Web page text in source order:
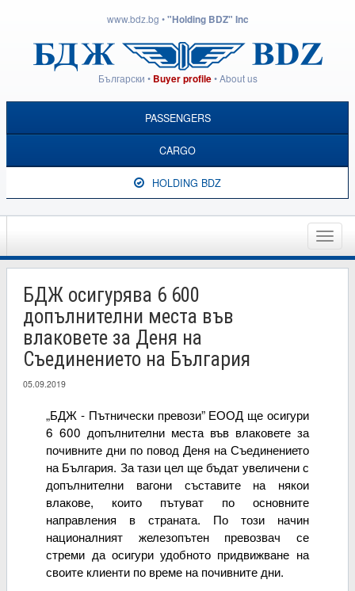
www.bdz.bg •"Holding BDZ" Inc
Български • Buyer profile•About us
PASSENGERS
CARGO
HOLDING BDZ
Toggle
БДЖ осигурява 6 600
допълнителни места във
влаковете за Деня на
Съединението на България
05.09.2019
„БДЖ - Пътнически превози” ЕООД ще осигури
6 600 допълнителни места във влаковете за
почивните дни по повод Деня на Съединението
на България. За тази цел ще бъдат увеличени с
допълнителни вагони съставите на някои
влакове, които пътуват по основните
направления в страната. По този начин
националният железопътен превозвач се
стреми да осигури удобното придвижване на
своите клиенти по време на почивните дни.